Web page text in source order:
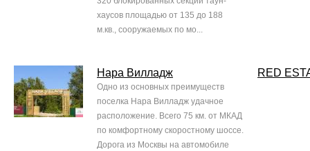
хаусов площадью от 135 до 188
м.кв., сооружаемых по мо...
Нара Вилладж
Одно из основных преимуществ
поселка Нара Вилладж удачное
расположение. Всего 75 км. от МКАД
по комфортному скоростному шоссе.
Дорога из Москвы на автомобиле
RED